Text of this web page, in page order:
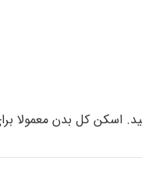
اسکن کل بدن معمولا